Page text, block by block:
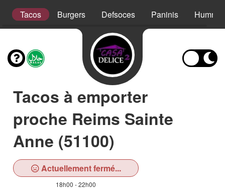
Tacos Burgers Defsoces Paninis
Tacos à emporter
proche Reims Sainte
Anne (51100)
Actuellement fermé...
18h00 - 22h00